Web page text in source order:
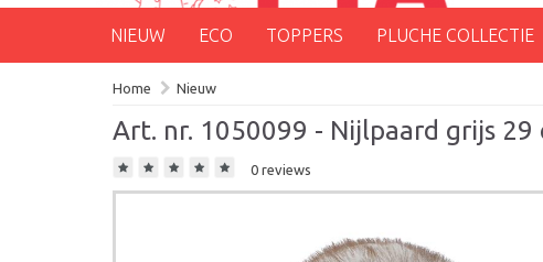
NIEUW ECO TOPPERS PLUCHE COLLECTIE
Home Nieuw
Art. nr. 1050099 - Nijlpaard grijs 29
0 reviews